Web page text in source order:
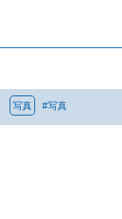
写真 #写真